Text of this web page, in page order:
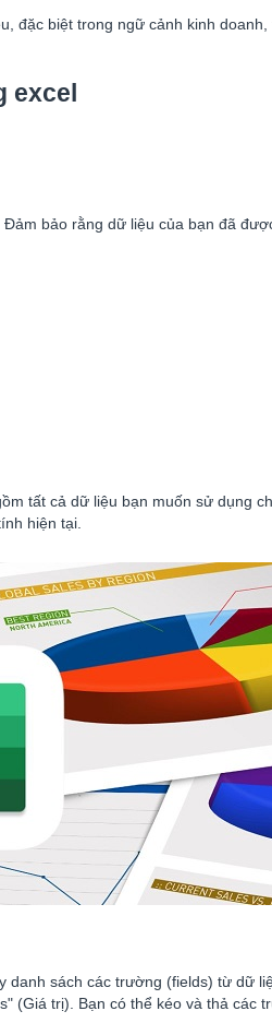
đặc biệt trong ngữ cảnh kinh
excel
bảo rằng dữ liệu của bạn đã
tất cả dữ liệu bạn muốn sử dụng
hiện tại.
danh sách các trường (fields) từ dữ
(Giá trị). Bạn có thể kéo và thả các